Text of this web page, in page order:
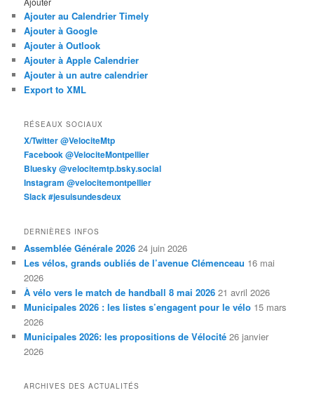
Ajouter au Calendrier Timely
Ajouter à Google
Ajouter à Outlook
Ajouter à Apple Calendrier
Ajouter à un autre calendrier
Export to XML
RÉSEAUX SOCIAUX
X/Twitter @VelociteMtp
Facebook @VelociteMontpellier
Bluesky @velocitemtp.bsky.social
Instagram @velocitemontpellier
Slack #jesuisundesdeux
DERNIÈRES INFOS
Assemblée Générale 2026 24 juin 2026
Les vélos, grands oubliés de l’avenue Clémenceau 16 mai
2026
À vélo vers le match de handball 8 mai 2026 21 avril 2026
Municipales 2026 : les listes s’engagent pour le vélo 15 mars
2026
Municipales 2026: les propositions de Vélocité 26 janvier
2026
ARCHIVES DES ACTUALITÉS